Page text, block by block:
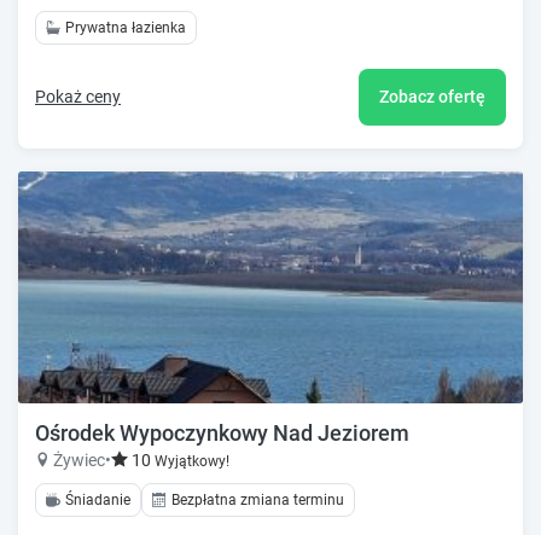
Prywatna łazienka
Pokaż ceny Zobacz ofertę
Ośrodek Wypoczynkowy Nad Jeziorem
Żywiec• 10 Wyjątkowy!
Śniadanie Bezpłatna zmiana terminu